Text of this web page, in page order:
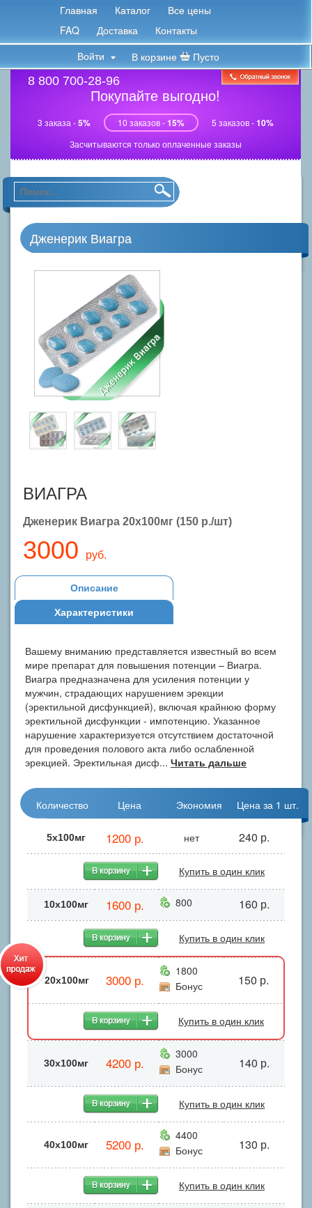
Главная Каталог
Все цены
FAQ
Доставка
Контакты
В корзине
Пусто
Войти
Покупайте выгодно!
3 заказа -5% 10 заказов -15% 5 заказов -10%
Засчитываются только оплаченные заказы
8 800 700-28-96
Дженерик Виагра
ВИАГРА
Дженерик Виагра 20x100мг (150 р./шт)
3000 руб.
Описание
Характеристики
Вашему вниманию представляется известный во всем
мире препарат для повышения потенции – Виагра.
Виагра предназначена для усиления потенции у
мужчин, страдающих нарушением эрекции
(эректильной дисфункцией), включая крайнюю форму
эректильной дисфункции - импотенцию. Указанное
нарушение характеризуется отсутствием достаточной
для проведения полового акта либо ослабленной
эрекцией. Эректильная дисф... Читать дальше
Количество Цена Экономия Цена за 1 шт.
5х100мг 1200 р. нет 240 р.
Купить в один клик
10x100мг 1600 р. 800 160 р.
Купить в один клик
20x100мг 3000 р.
1800
Бонус
150 р.
Купить в один клик
30x100мг 4200 р.
3000
Бонус
140 р.
Купить в один клик
40х100мг 5200 р.
4400
Бонус
130 р.
Купить в один клик